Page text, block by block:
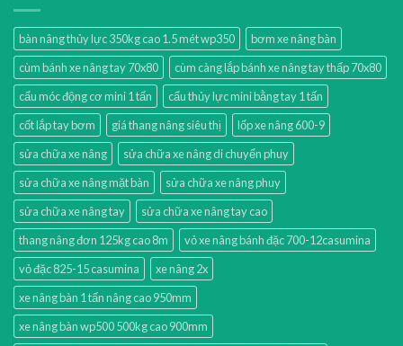
bàn nâng thủy lực 350kg cao 1.5 mét wp350
bơm xe nâng bàn
cùm bánh xe nâng tay 70x80
cùm càng lắp bánh xe nâng tay thấp 70x80
cẩu móc động cơ mini 1 tấn
cẩu thủy lực mini bằng tay 1 tấn
cốt lắp tay bơm
giá thang nâng siêu thị
lốp xe nâng 600-9
sửa chữa xe nâng
sửa chữa xe nâng di chuyển phuy
sửa chữa xe nâng mặt bàn
sửa chữa xe nâng phuy
sửa chữa xe nâng tay
sửa chữa xe nâng tay cao
thang nâng đơn 125kg cao 8m
vỏ xe nâng bánh đặc 700-12casumina
vỏ đặc 825-15 casumina
xe nâng 2x
xe nâng bàn 1 tấn nâng cao 950mm
xe nâng bàn wp500 500kg cao 900mm